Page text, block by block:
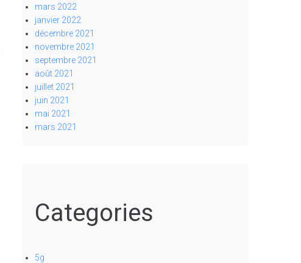
mars 2022
janvier 2022
décembre 2021
novembre 2021
septembre 2021
août 2021
juillet 2021
juin 2021
mai 2021
mars 2021
Categories
5g